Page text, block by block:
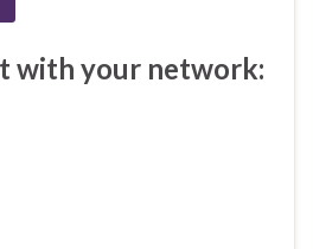
with your network: